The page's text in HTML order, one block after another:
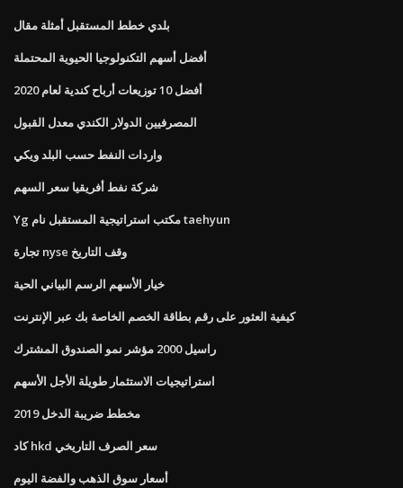
بلدي خطط المستقبل أمثلة مقال
أفضل أسهم التكنولوجيا الحيوية المحتملة
أفضل 10 توزيعات أرباح كندية لعام 2020
المصرفيين الدولار الكندي معدل القبول
واردات النفط حسب البلد ويكي
شركة نفط أفريقيا سعر السهم
Yg مكتب استراتيجية المستقبل نام taehyun
تجارة nyse وقف التاريخ
خيار الأسهم الرسم البياني الحية
كيفية العثور على رقم بطاقة الخصم الخاصة بك عبر الإنترنت
راسيل 2000 مؤشر نمو الصندوق المشترك
استراتيجيات الاستثمار طويلة الأجل الأسهم
مخطط ضريبة الدخل 2019
كاد hkd سعر الصرف التاريخي
أسعار سوق الذهب والفضة اليوم